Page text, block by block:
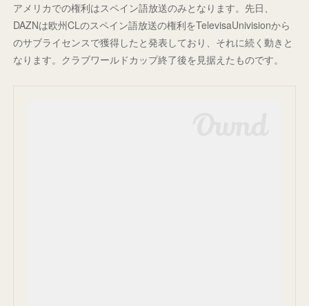
アメリカでの権利はスペイン語放送のみとなります。先日、
DAZNは欧州CLのスペイン語放送の権利をTelevisaUnivisionから
のサブライセンスで獲得したと発表しており、それに続く動きと
なります。クラブワールドカップ終了後を見据えたものです。